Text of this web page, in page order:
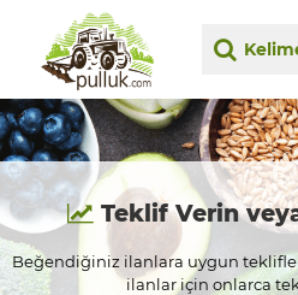
Teklif Verin
Beğendiğiniz ilanlara uygun teklifler
ilanlar için onlarca